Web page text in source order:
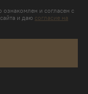
и согласен с
и даю согласие на